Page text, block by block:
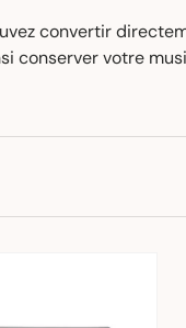
convertir
conserver votre